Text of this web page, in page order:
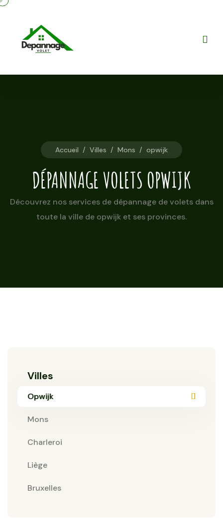
Accueil / Villes / Mons / opwijk
DÉPANNAGE VOLETS OPWIJK
Découvrez nos services de dépannage de volets dans
toute la ville de opwijk et ses provinces.
Villes
Opwijk
Mons
Charleroi
Liège
Bruxelles